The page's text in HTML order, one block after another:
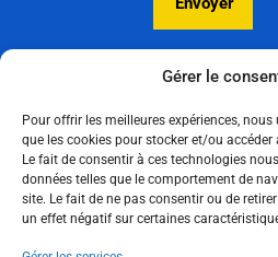
Gérer le
Pour offrir les meilleures expériences,
que les cookies pour stocker et/ou
Le fait de consentir à ces technologies
données telles que le comportement de
site. Le fait de ne pas consentir ou de
un effet négatif sur certaines
sur
Suivez-